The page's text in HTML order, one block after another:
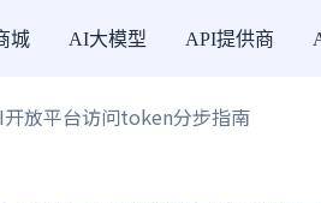
城 AI大模型 API提供商
开放平台访问token分步指南